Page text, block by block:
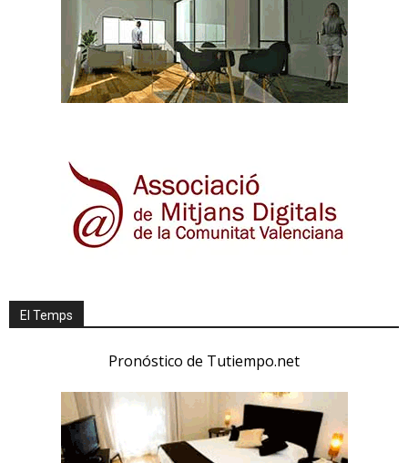
El Temps
Pronóstico de Tutiempo.net